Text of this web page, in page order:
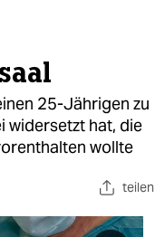
25-Jährigen zu
widersetzt hat, die
wollte
teilen